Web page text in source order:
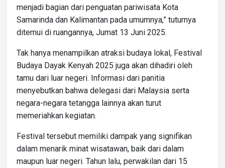
menjadi bagian dari penguatan pariwisata Kota
Samarinda dan Kalimantan pada umumnya,” tuturnya
ditemui di ruangannya, Jumat 13 Juni 2025.
Tak hanya menampilkan atraksi budaya lokal, Festival
Budaya Dayak Kenyah 2025 juga akan dihadiri oleh
tamu dari luar negeri. Informasi dari panitia
menyebutkan bahwa delegasi dari Malaysia serta
negara-negara tetangga lainnya akan turut
memeriahkan kegiatan.
Festival tersebut memiliki dampak yang signifikan
dalam menarik minat wisatawan, baik dari dalam
maupun luar negeri. Tahun lalu, perwakilan dari 15